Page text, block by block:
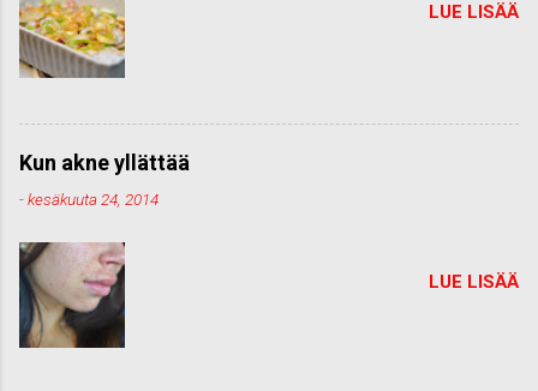
LUE LISÄÄ
Kun akne yllättää
-kesäkuuta 24, 2014
LUE LISÄÄ